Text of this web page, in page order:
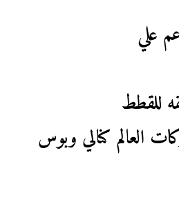
علي
للقطط
العالم كنالي وبوس